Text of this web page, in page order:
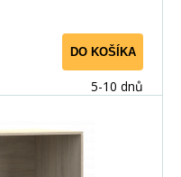
DO KOŠÍKA
5-10 dnů